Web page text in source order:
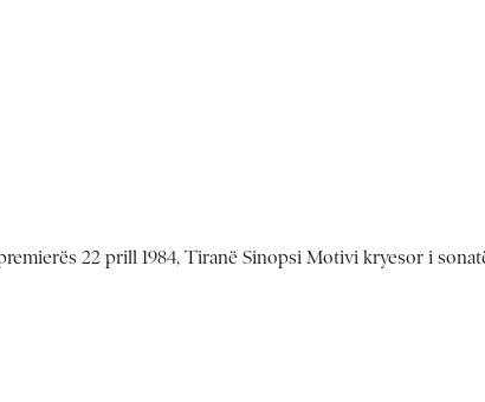
22 prill 1984, Tiranë Sinopsi Motivi kryesor i